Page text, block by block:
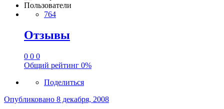
Пользователи
764
Отзывы
0 0 0
Общий рейтинг 0%
Поделиться
Опубликовано 8 декабря, 2008